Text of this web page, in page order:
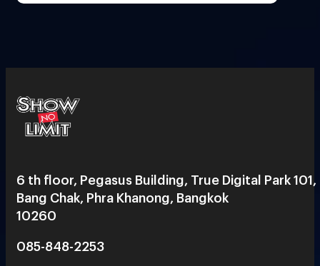
6 th floor, Pegasus Building, True Digital Park 101,
Bang Chak, Phra Khanong, Bangkok
10260
085-848-2253